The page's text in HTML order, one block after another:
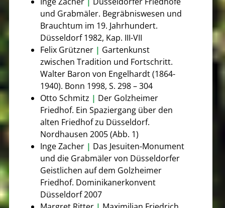
und Grabmäler. Begräbniswesen und
Brauchtum im 19. Jahrhundert.
Düsseldorf 1982, Kap. III-VII
Felix Grützner | Gartenkunst
zwischen Tradition und Fortschritt.
Walter Baron von Engelhardt (1864-
1940). Bonn 1998, S. 298 – 304
Otto Schmitz | Der Golzheimer
Friedhof. Ein Spaziergang über den
alten Friedhof zu Düsseldorf.
Nordhausen 2005 (Abb. 1)
Inge Zacher | Das Jesuiten-Monument
und die Grabmäler von Düsseldorfer
Geistlichen auf dem Golzheimer
Friedhof. Dominikanerkonvent
Düsseldorf 2007